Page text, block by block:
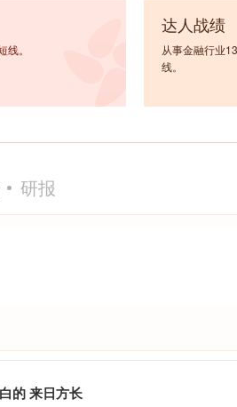
。
达人战绩
从事金融行业
线。
研报
的 来日方长